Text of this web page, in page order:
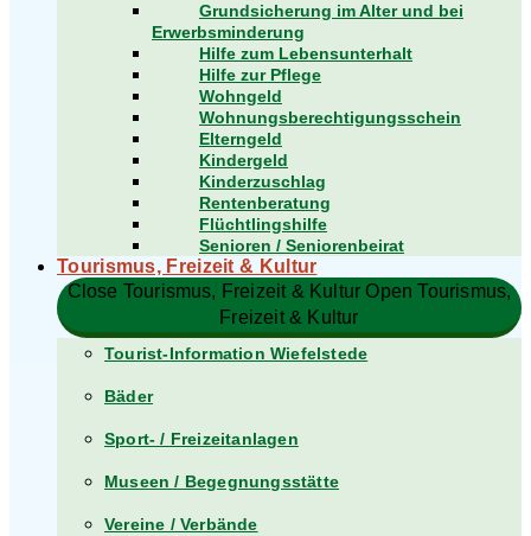
Grundsicherung im Alter und bei
Erwerbsminderung
Hilfe zum Lebensunterhalt
Hilfe zur Pflege
Wohngeld
Wohnungsberechtigungsschein
Elterngeld
Kindergeld
Kinderzuschlag
Rentenberatung
Flüchtlingshilfe
Senioren / Seniorenbeirat
Tourismus, Freizeit & Kultur
Close Tourismus, Freizeit & Kultur Open Tourismus,
Freizeit & Kultur
Tourist-Information Wiefelstede
Bäder
Sport- / Freizeitanlagen
Museen / Begegnungsstätte
Vereine / Verbände